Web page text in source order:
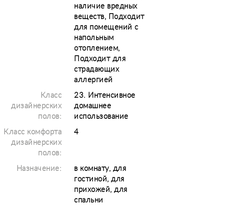
наличие вредных
веществ, Подходит
для помещений с
напольным
отоплением,
Подходит для
страдающих
аллергией
Класс
дизайнерских
полов:
23. Интенсивное
домашнее
использование
Класс комфорта
дизайнерских
полов:
4
Назначение:
в комнату, для
гостиной, для
прихожей, для
спальни